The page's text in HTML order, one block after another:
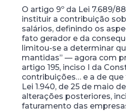
O artigo 9º da Lei 7.689/
instituir a contribuição
salários, definindo os
fato gerador e da
limitou-se a determinar
mantidas” — agora com
artigo 195, inciso I da
contribuições… e a de
Lei 1.940, de 25 de maio
alterações posteriores,
faturamento das